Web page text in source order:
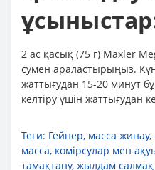
2 ас қасық (75 г) Maxler
сумен араластырыңыз.
жаттығудан 15-20 минут
келтіру үшін жаттығудан
Теги: Гейнер, масса жинау,
масса, көмірсулар мен
тамақтану, жылдам салмақ